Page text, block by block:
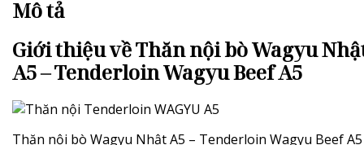
Mô tả
Giới thiệu về Thăn nội bò Wagyu
A5 – Tenderloin Wagyu Beef A5
Thăn nội bò Wagyu Nhật A5 – Tenderloin Wagyu Beef A5